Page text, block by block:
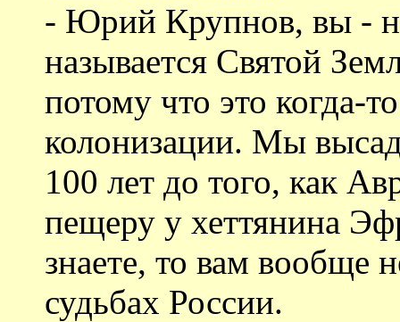
- Юрий Крупнов, вы -
называется Святой
потому что это когда-
колонизации. Мы
100 лет до того, как
пещеру у хеттянина
знаете, то вам вообще
судьбах России.